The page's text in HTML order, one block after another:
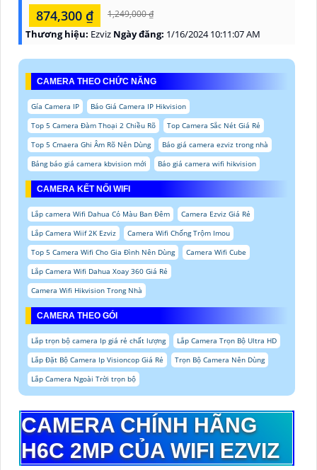
874,300 ₫ 1,249,000 ₫
Thương hiệu: Ezviz Ngày đăng: 1/16/2024 10:11:07 AM
CAMERA THEO CHỨC NĂNG
Gía Camera IP
Báo Giá Camera IP Hikvision
Top 5 Camera Đàm Thoại 2 Chiều Rõ
Top Camera Sắc Nét Giá Rẻ
Top 5 Cmaera Ghi Âm Rõ Nên Dùng
Báo giá camera ezviz trong nhà
Bảng báo giá camera kbvision mới
Báo giá camera wifi hikvision
CAMERA KẾT NỐI WIFI
Lắp camera Wifi Dahua Có Màu Ban Đêm
Camera Ezviz Giá Rẻ
Lắp Camera Wiif 2K Ezviz
Camera Wifi Chống Trộm Imou
Top 5 Camera Wifi Cho Gia Đình Nên Dùng
Camera Wifi Cube
Lắp Camera Wifi Dahua Xoay 360 Giá Rẻ
Camera Wifi Hikvision Trong Nhà
CAMERA THEO GÓI
Lắp trọn bộ camera Ip giá rẻ chất lượng
Lắp Camera Trọn Bộ Ultra HD
Lắp Đặt Bộ Camera Ip Visioncop Giá Rẻ
Trọn Bộ Camera Nên Dùng
Lắp Camera Ngoài Trời trọn bộ
CAMERA CHÍNH HÃNG
H6C 2MPCỦA WIFI EZVIZ